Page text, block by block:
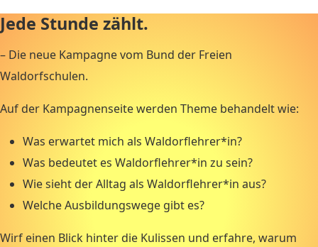
Jede Stunde zählt.
– Die neue Kampagne vom Bund der Freien
Waldorfschulen.
Auf der Kampagnenseite werden Theme behandelt wie:
Was erwartet mich als Waldorflehrer*in?
Was bedeutet es Waldorflehrer*in zu sein?
Wie sieht der Alltag als Waldorflehrer*in aus?
Welche Ausbildungswege gibt es?
Wirf einen Blick hinter die Kulissen und erfahre, warum